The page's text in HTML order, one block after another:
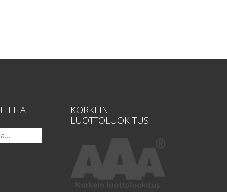
KORKEIN
LUOTTOLUOKITUS